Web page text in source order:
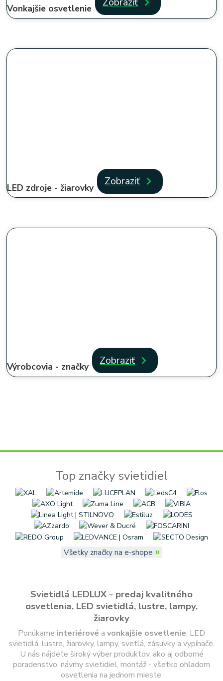
Vonkajšie osvetlenie
LED zdroje - žiarovky Zobraziť
Výrobcovia - značky Zobraziť
Top značky svietidiel
Všetky značky na e-shope »
Svietidlá LEDLUX - predaj kvalitného
osvetlenia, LED svietidlá, lustre, lampy,
žiarovky
Ponúkame interiérové a vonkajšie osvetlenie, LED
svietidlá, lustre, žiarovky, lampy, svetlá, zásuvky a vypínače.
U nás nájdete široký výber produktov, ako aj odborné
poradenstvo, návrhy svietidiel, montáž - všetko ohľadom
osvetlenia na jednom mieste.